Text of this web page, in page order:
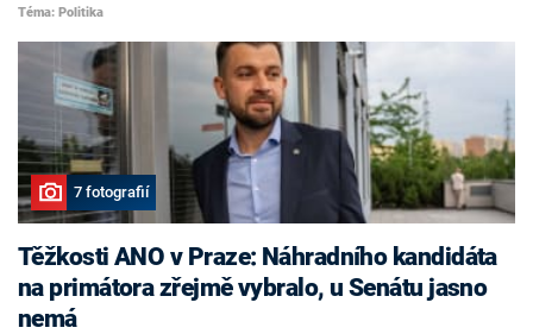
Téma: Politika
7 fotografií
Těžkosti ANO v Praze: Náhradního kandidáta
na primátora zřejmě vybralo, u Senátu jasno
nemá